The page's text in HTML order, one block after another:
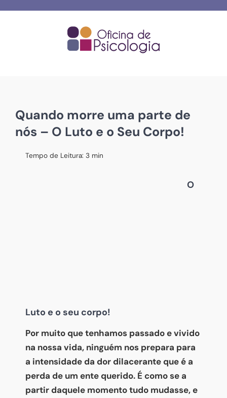
Quando morre uma parte de
nós – O Luto e o Seu Corpo!
Tempo de Leitura: 3 min
O
Luto e o seu corpo!
Por muito que tenhamos passado e vivido
na nossa vida, ninguém nos prepara para
a intensidade da dor dilacerante que é a
perda de um ente querido. É como se a
partir daquele momento tudo mudasse, e